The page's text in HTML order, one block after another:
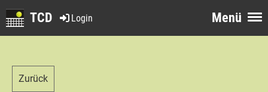
Menü
Login
TCD
Zurück